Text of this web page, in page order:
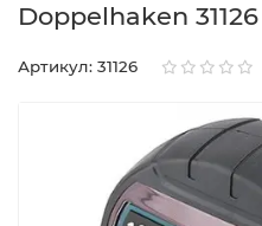
Doppelhaken 31126
Артикул: 31126